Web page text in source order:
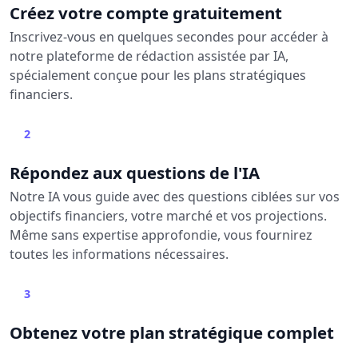
Créez votre compte gratuitement
Inscrivez-vous en quelques secondes pour accéder à
notre plateforme de rédaction assistée par IA,
spécialement conçue pour les plans stratégiques
financiers.
2
Répondez aux questions de l'IA
Notre IA vous guide avec des questions ciblées sur vos
objectifs financiers, votre marché et vos projections.
Même sans expertise approfondie, vous fournirez
toutes les informations nécessaires.
3
Obtenez votre plan stratégique complet